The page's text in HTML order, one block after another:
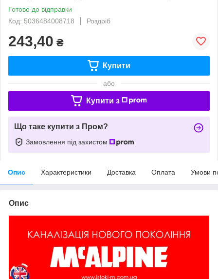
Готово до відправки
Код: 5036484008718
Роздріб
243,40 ₴
Купити
або
Купити з
Що таке купити з Пром?
Замовлення під захистом
Опис Характеристики Доставка Оплата Умови
Опис